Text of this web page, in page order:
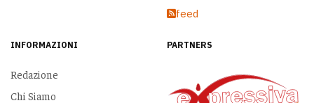
feed
INFORMAZIONI
Redazione
Chi Siamo
PARTNERS